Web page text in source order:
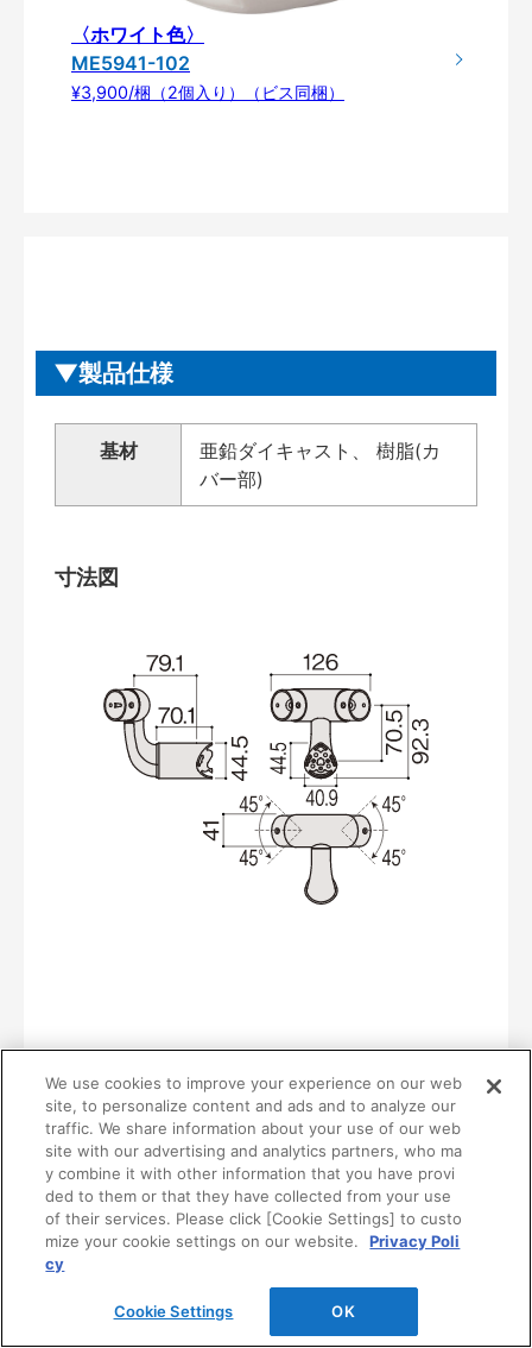
〈ホワイト色〉
ME5941-102
¥3,900/梱（2個入り）（ビス同梱）
製品仕様
基材
亜鉛ダイキャスト、 樹脂(カ
バー部)
寸法図
関連部材・関連情報
We use cookies to improve your experience on our web
site, to personalize content and ads and to analyze our
traffic. We share information about your use of our web
site with our advertising and analytics partners, who ma
y combine it with other information that you have provi
ded to them or that they have collected from your use
of their services. Please click [Cookie Settings] to custo
mize your cookie settings on our website.
Privacy Poli
cy
Cookie Settings OK